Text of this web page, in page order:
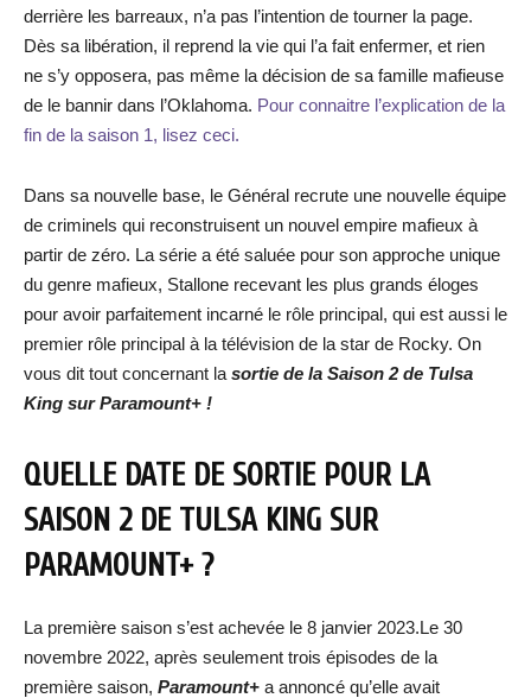
derrière les barreaux, n’a pas l’intention de tourner la page.
Dès sa libération, il reprend la vie qui l’a fait enfermer, et rien
ne s’y opposera, pas même la décision de sa famille mafieuse
de le bannir dans l’Oklahoma. Pour connaitre l’explication de la
fin de la saison 1, lisez ceci.
Dans sa nouvelle base, le Général recrute une nouvelle équipe
de criminels qui reconstruisent un nouvel empire mafieux à
partir de zéro. La série a été saluée pour son approche unique
du genre mafieux, Stallone recevant les plus grands éloges
pour avoir parfaitement incarné le rôle principal, qui est aussi le
premier rôle principal à la télévision de la star de Rocky. On
vous dit tout concernant la sortie de la Saison 2 de Tulsa
King sur Paramount+ !
QUELLE DATE DE SORTIE POUR LA
SAISON 2 DE TULSA KING SUR
PARAMOUNT+ ?
La première saison s’est achevée le 8 janvier 2023.Le 30
novembre 2022, après seulement trois épisodes de la
première saison, Paramount+ a annoncé qu’elle avait